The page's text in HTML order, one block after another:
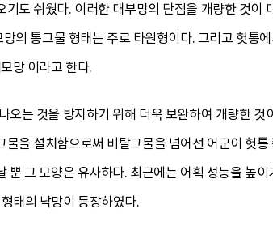
도 쉬웠다. 이러한 대부망의 단점을 개량한 것
의 통그물 형태는 주로 타원형이다. 그리고 헛통
망 이라고 한다.
오는 것을 방지하기 위해 더욱 보완하여 개량한
물을 설치함으로써 비탈그물을 넘어선 어군이 헛
뿐 그 모양은 유사하다. 최근에는 어획 성능을 높
태의 낙망이 등장하였다.